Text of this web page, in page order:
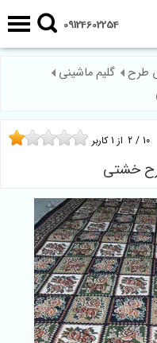
09124602254
طرح
گلیم ماشینی
خشتی
2 / 10 از 1کاربر